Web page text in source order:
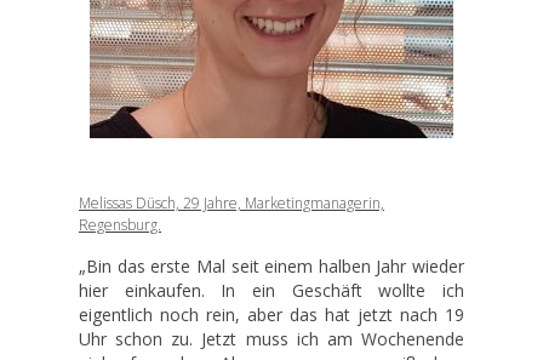
Melissas Düsch, 29 Jahre, Marketingmanagerin,
Regensburg.
„Bin das erste Mal seit einem halben Jahr wieder
hier einkaufen. In ein Geschäft wollte ich
eigentlich noch rein, aber das hat jetzt nach 19
Uhr schon zu. Jetzt muss ich am Wochenende